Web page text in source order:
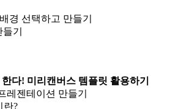
경 선택하고 만들기
기
다! 미리캔버스 템플릿 활용하기
레젠테이션 만들기
란?